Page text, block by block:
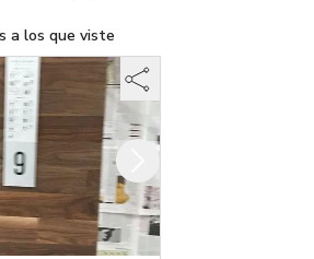
a los que viste